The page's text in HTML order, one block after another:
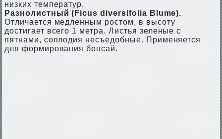
низких температур.
Разнолистный (Ficus diversifolia Blume).
Отличается медленным ростом, в высоту
достигает всего 1 метра. Листья зеленые с
пятнами, соплодия несъедобные. Применяется
для формирования бонсай.